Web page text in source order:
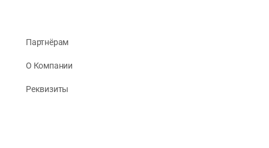
Партнёрам
О Компании
Реквизиты